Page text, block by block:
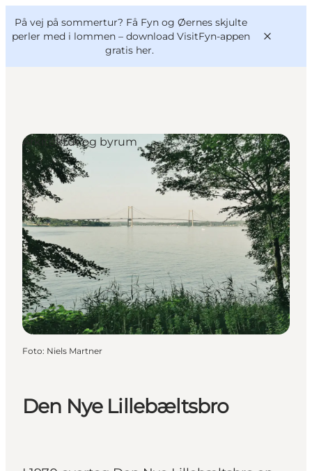
På vej på sommertur? Få Fyn og Øernes skjulte
perler med i lommen – download VisitFyn-appen
gratis her.
Oplevelser
Outdoor
Mad og drikke
Overnatning
Book lokale oplevelser
VisitFyn
Deutsch
Den Nye Lillebæltsbro
Arkitektur og byrum
Foto: Niels Martner